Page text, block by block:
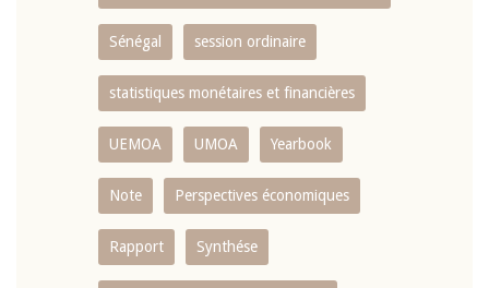
Sénégal session ordinaire
statistiques monétaires et financières
UEMOA UMOA Yearbook
Note Perspectives économiques
Rapport Synthése